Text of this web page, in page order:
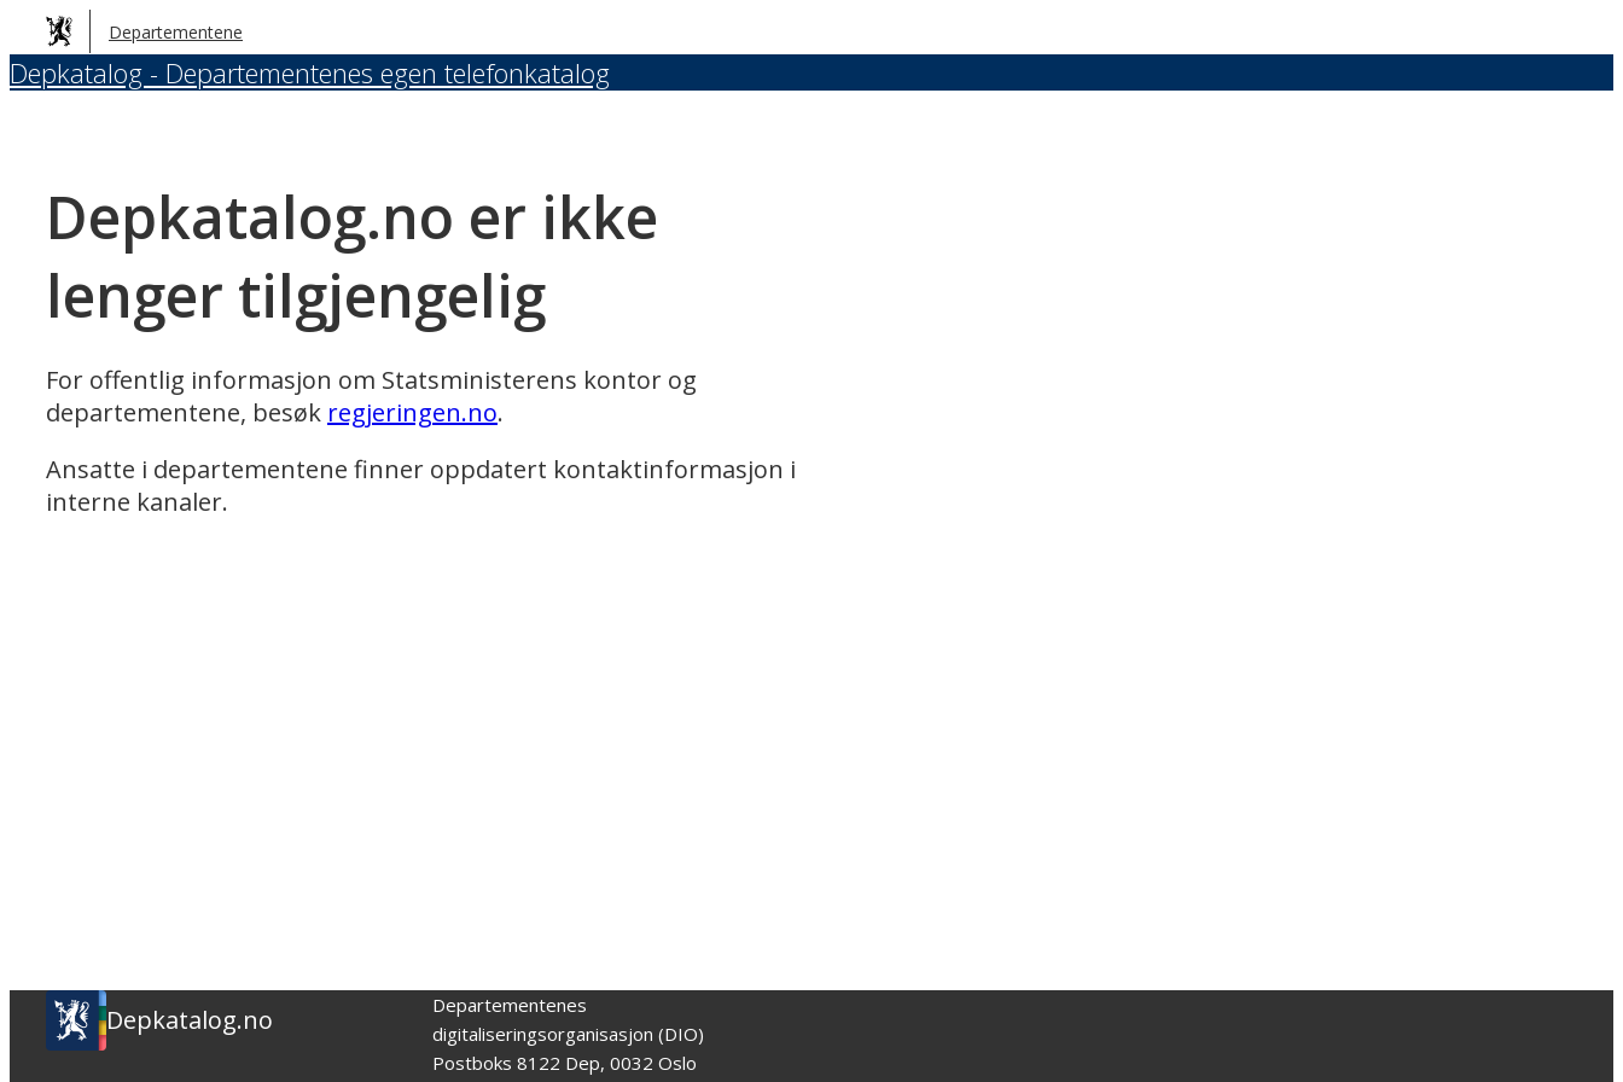
Hopp
til
hovedinnhold
Departementene
Depkatalog - Departementenes egen telefonkatalog
Depkatalog.no er ikke
lenger tilgjengelig
For offentlig informasjon om Statsministerens kontor og
departementene, besøk regjeringen.no.
Ansatte i departementene finner oppdatert kontaktinformasjon i
interne kanaler.
Depkatalog.no
Departementenes
digitaliseringsorganisasjon (DIO)
Postboks 8122 Dep, 0032 Oslo